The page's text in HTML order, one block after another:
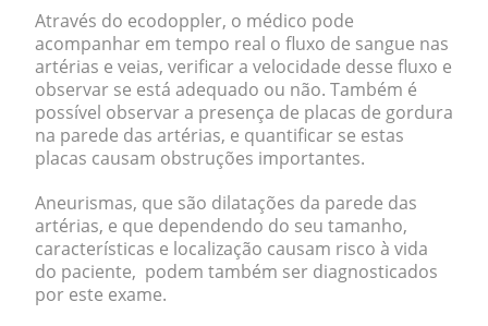
Através do ecodoppler, o médico pode
acompanhar em tempo real o fluxo de sangue nas
artérias e veias, verificar a velocidade desse fluxo e
observar se está adequado ou não. Também é
possível observar a presença de placas de gordura
na parede das artérias, e quantificar se estas
placas causam obstruções importantes.
Aneurismas, que são dilatações da parede das
artérias, e que dependendo do seu tamanho,
características e localização causam risco à vida
do paciente, podem também ser diagnosticados
por este exame.